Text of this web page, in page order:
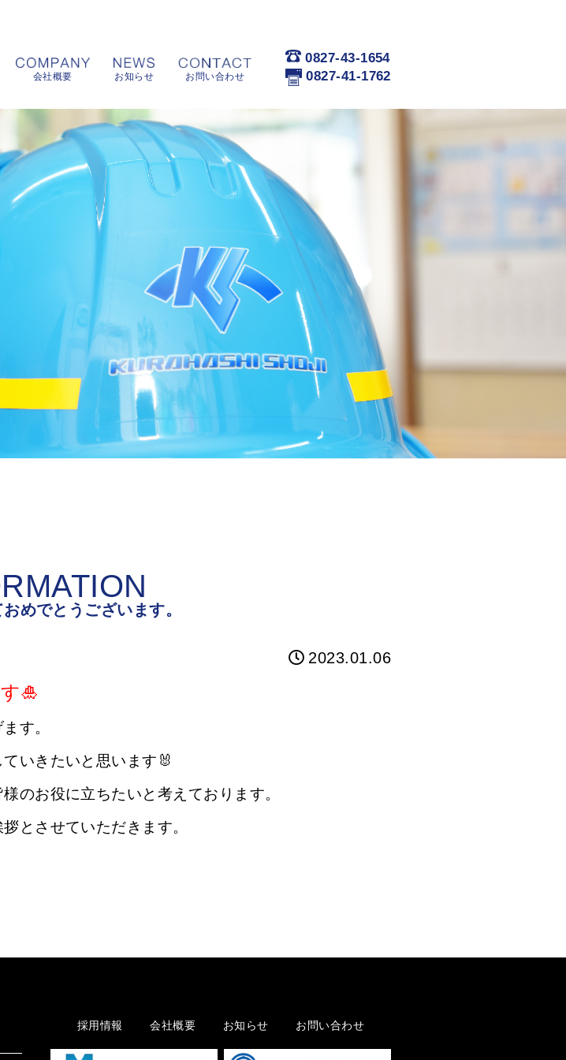
会社概要 お知らせ お問い合わせ
0827-43-1654
0827-41-1762
めでとうございます。
2023.01.06
🎍
す。
いきたいと思います🐰
のお役に立ちたいと考えております。
とさせていただきます。
採用情報 会社概要 お知らせ お問い合わせ